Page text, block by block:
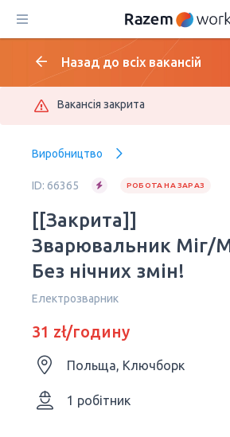
Назад до всіх вакансій
Вакансія закрита
Виробництво
ID: 66365 РОБОТА НА ЗАРАЗ
[[Закрита]]
Зварювальник Міг/
Без нічних змін!
Електрозварник
31 zł/годину
Польща, Ключборк
1 робітник